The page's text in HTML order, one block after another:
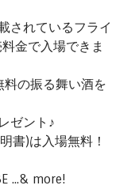
されているフライ
金で入場できま
の振る舞い酒を
ゼント♪
書)は入場無料！
...& more!